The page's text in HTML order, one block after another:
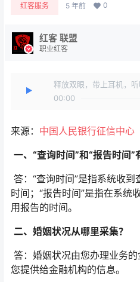
红客服务 5 年前 0
红客 联盟
职业红客
释放双眼，带上耳机，听
00:00
来源： 中国人民银行征信中心
一、“查询时间”和“报告时间”
答：“查询时间”是指系统收
时间；“报告时间”是指在系统
用报告的时间。
二、婚姻状况从哪里采集？
答：婚姻状况由您办理业务
您提供给金融机构的信息。